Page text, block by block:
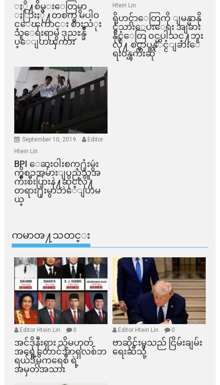
ႏို႔စိမ္းေတြမွာ
ႏြားႏို႔တစက္မွ မပါဝ
င္ေၾကာင္း စားသံုး
သူေရးရာမွ ဒုညႊန္ခ်ဳ
ပ္ေျပာၾကား
Htein Lin
ရိုဟင္ဂ်ာေတြကို ျမန္မာနို
င္ငံသားေပးေရး အျခား
နိုင္ငံေတြ ၀င္မပါသင္႔ဘူး
လို႔ စင္ကာပူနုိင္ငံျခားေ
ရး၀န္ၾကီးဆို
September 10, 2019
Editor
Htein Lin
BPI ​ေဆးဝါးစက္​႐ုံးမွဴး
ကိစၥအမ်ားျပည္​သူအ
က်ိဳးစီးပြားနဲ႔ဆိုင္​လို႔
တရား႐ုံးမွာဘဲေျပာမ
ယ္​
ကမာၻ႔သတင္း
Editor Htein Lin 0
အင်ဒိုနီးရှား သို့မဟုတ်
အရှေ့တောင်အာရှလစ်ဘ
ရယ်ဒီမိုကရေစီ ရဲ့
အမှတ်အသား
Editor Htein Lin 0
ဗာဆိုင်းမှသည် ငြိမ်းချမ်း
ရေးဆီသို့